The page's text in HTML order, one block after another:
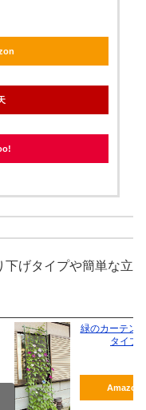
げタイプや簡単な立
緑のカーテン
タイプ
Amazon